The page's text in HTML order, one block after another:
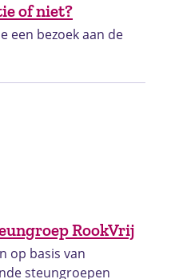
of niet?
een bezoek aan de
RookVrij
op basis van
steungroepen